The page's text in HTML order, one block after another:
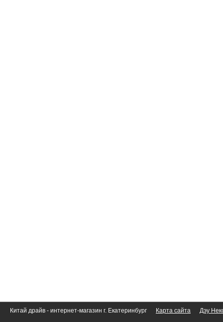
Китай драйв - интернет-магазин г. Екатеринбург Карта сайта Дэу